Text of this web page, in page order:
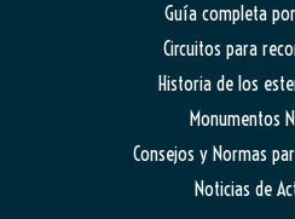
Guía completa
Circuitos para
Historia de los
Monumentos
Consejos y Normas
Noticias de